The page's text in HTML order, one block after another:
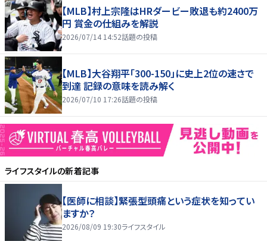
【MLB】村上宗隆はHRダービー敗退も約2400万
円 賞金の仕組みを解説
2026/07/14 14:52話題の投稿
【MLB】大谷翔平「300-150」に史上2位の速さで
到達 記録の意味を読み解く
2026/07/10 17:26話題の投稿
ライフスタイルの新着記事
【医師に相談】緊張型頭痛という症状を知ってい
ますか？
2026/08/09 19:30ライフスタイル